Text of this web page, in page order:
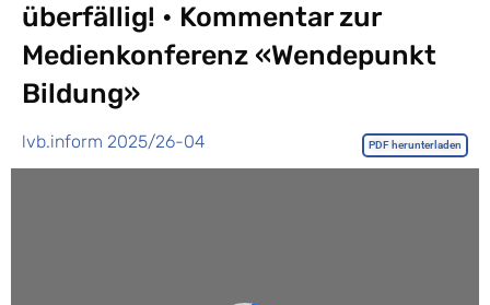
überfällig! • Kommentar zur
Medienkonferenz «Wendepunkt
Bildung»
lvb.inform 2025/26-04 PDF herunterladen